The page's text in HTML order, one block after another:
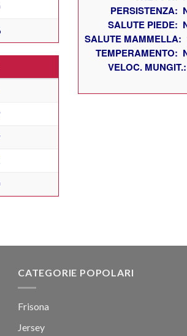
CATEGORIE POPOLARI
Frisona
Jersey